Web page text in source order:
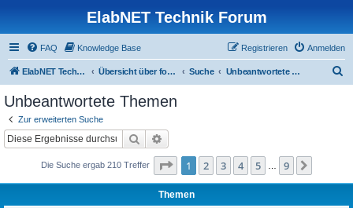
ElabNET Technik Forum
FAQ Knowledge Base Anmelden
Registrieren
ElabNET Technik Forum Übersicht über forum.timberwolf.io Suche Unbeantwortete Themen
Unbeantwortete Themen
Zur erweiterten Suche
Suche
Die Suche ergab 210 Treffer Seite 1von
1 2 3 4 5 9
Themen